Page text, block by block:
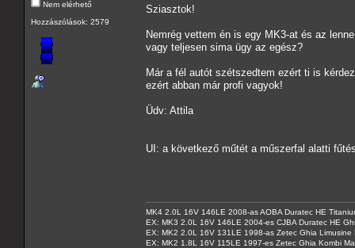
Nem elérhető
Hozzászólások: 2579
Sziasztok!
Nemrég vettem én is egy MK3-at és az
vagy teljesen sima ügy az egész?
Már a fél autót szétszedtem ezért ti is
ezért abban már profi vagyok!
Üdv: Attila
UI: a következő műtét a műszerfal alatti
MK4 2.0L 16V 146LE 2008-as AOBA Duratec HE
EX: MK3 2.0L 16V 146LE 2004-es CJBA Duratec HE
EX: MK2 2.0L 16V 131LE 1998-as Zetec Ghia Limusine
EX: MK2 1.8L 16V 115LE 1997-es Zetec Ghia Kombi